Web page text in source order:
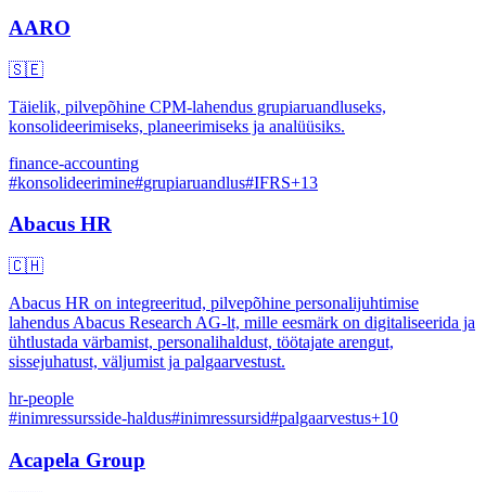
AARO
🇸🇪
Täielik, pilvepõhine CPM-lahendus grupiaruandluseks,
konsolideerimiseks, planeerimiseks ja analüüsiks.
finance-accounting
#konsolideerimine#grupiaruandlus#IFRS+13
Abacus HR
🇨🇭
Abacus HR on integreeritud, pilvepõhine personalijuhtimise
lahendus Abacus Research AG-lt, mille eesmärk on digitaliseerida ja
ühtlustada värbamist, personalihaldust, töötajate arengut,
sissejuhatust, väljumist ja palgaarvestust.
hr-people
#inimressursside-haldus#inimressursid#palgaarvestus+10
Acapela Group